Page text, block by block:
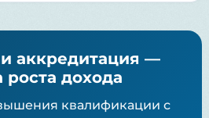
аккредитация —
роста дохода
квалификации с